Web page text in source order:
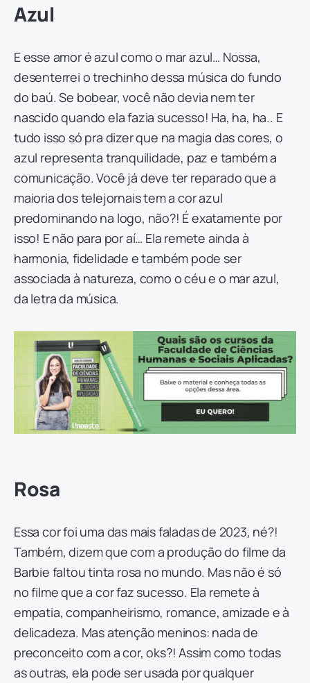
Azul
E esse amor é azul como o mar azul… Nossa,
desenterrei o trechinho dessa música do fundo
do baú. Se bobear, você não devia nem ter
nascido quando ela fazia sucesso! Ha, ha, ha.. E
tudo isso só pra dizer que na magia das cores, o
azul representa tranquilidade, paz e também a
comunicação. Você já deve ter reparado que a
maioria dos telejornais tem a cor azul
predominando na logo, não?! É exatamente por
isso! E não para por aí… Ela remete ainda à
harmonia, fidelidade e também pode ser
associada à natureza, como o céu e o mar azul,
da letra da música.
Rosa
Essa cor foi uma das mais faladas de 2023, né?!
Também, dizem que com a produção do filme da
Barbie faltou tinta rosa no mundo. Mas não é só
no filme que a cor faz sucesso. Ela remete à
empatia, companheirismo, romance, amizade e à
delicadeza. Mas atenção meninos: nada de
preconceito com a cor, oks?! Assim como todas
as outras, ela pode ser usada por qualquer